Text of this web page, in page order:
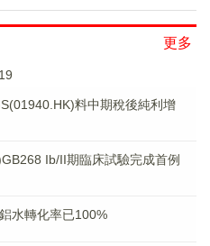
更多
料中期稅後純利增
Ib/II期臨床試驗完成首例
水轉化率已100%